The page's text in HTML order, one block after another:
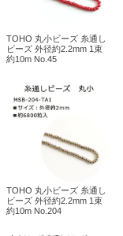
TOHO 丸小ビーズ 糸通し
ビーズ 外径約2.2mm 1束
約10m No.45
TOHO 丸小ビーズ 糸通し
ビーズ 外径約2.2mm 1束
約10m No.204